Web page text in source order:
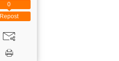
Repost
0